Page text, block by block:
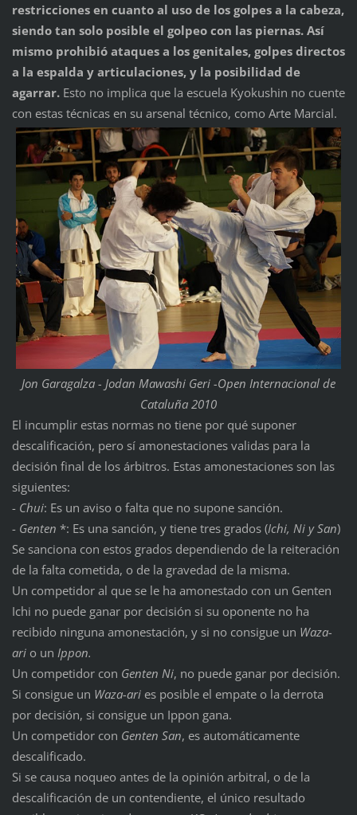
restricciones en cuanto al uso de los golpes a la cabeza,
siendo tan solo posible el golpeo con las piernas. Así
mismo prohibió ataques a los genitales, golpes directos
a la espalda y articulaciones, y la posibilidad de
agarrar. Esto no implica que la escuela Kyokushin no cuente
con estas técnicas en su arsenal técnico, como Arte Marcial.
Jon Garagalza - Jodan Mawashi Geri -Open Internacional de
Cataluña 2010
El incumplir estas normas no tiene por qué suponer
descalificación, pero sí amonestaciones validas para la
decisión final de los árbitros. Estas amonestaciones son las
siguientes:
- Chui: Es un aviso o falta que no supone sanción.
- Genten *: Es una sanción, y tiene tres grados (Ichi, Ni y San)
Se sanciona con estos grados dependiendo de la reiteración
de la falta cometida, o de la gravedad de la misma.
Un competidor al que se le ha amonestado con un Genten
Ichi no puede ganar por decisión si su oponente no ha
recibido ninguna amonestación, y si no consigue un Waza-
ario un Ippon.
Un competidor con Genten Ni, no puede ganar por decisión.
Si consigue un Waza-aries posible el empate o la derrota
por decisión, si consigue un Ippon gana.
Un competidor con Genten San, es automáticamente
descalificado.
Si se causa noqueo antes de la opinión arbitral, o de la
descalificación de un contendiente, el único resultado